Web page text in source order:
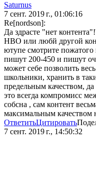
Saturnus
7 сент. 2019 г., 01:06:16
Re[nordson]:
Да здрасте "нет
НВО или любй другой
ютупе смотрите
пишут 200-450 и пишут
может себе позволить
школьники, хранить в
предельным качеством,
это всегда компромисс
собсна , сам контент
максимальным
ОтветитьЦитировать
7 сент. 2019 г., 14:50:32